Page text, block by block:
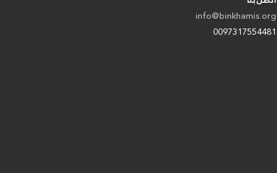
info@binkhamis.org
0097317554481